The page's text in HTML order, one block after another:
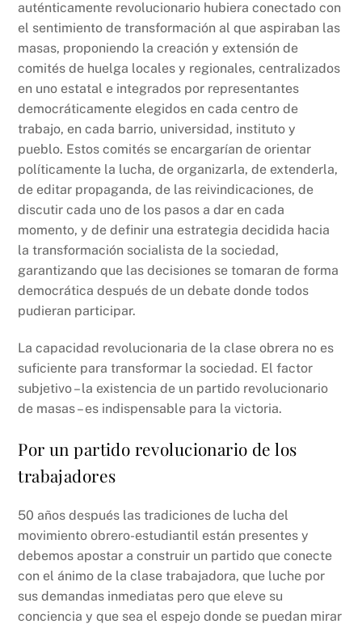
auténticamente revolucionario hubiera conectado con
el sentimiento de transformación al que aspiraban las
masas, proponiendo la creación y extensión de
comités de huelga locales y regionales, centralizados
en uno estatal e integrados por representantes
democráticamente elegidos en cada centro de
trabajo, en cada barrio, universidad, instituto y
pueblo. Estos comités se encargarían de orientar
políticamente la lucha, de organizarla, de extenderla,
de editar propaganda, de las reivindicaciones, de
discutir cada uno de los pasos a dar en cada
momento, y de definir una estrategia decidida hacia
la transformación socialista de la sociedad,
garantizando que las decisiones se tomaran de forma
democrática después de un debate donde todos
pudieran participar.
La capacidad revolucionaria de la clase obrera no es
suficiente para transformar la sociedad. El factor
subjetivo – la existencia de un partido revolucionario
de masas – es indispensable para la victoria.
Por un partido revolucionario de los
trabajadores
50 años después las tradiciones de lucha del
movimiento obrero-estudiantil están presentes y
debemos apostar a construir un partido que conecte
con el ánimo de la clase trabajadora, que luche por
sus demandas inmediatas pero que eleve su
conciencia y que sea el espejo donde se puedan mirar